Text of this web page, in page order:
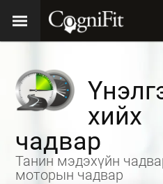
хийх
чадвар
Танин мэдэхүйн
моторын чадвар